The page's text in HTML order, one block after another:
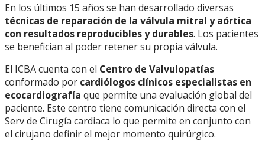
En los últimos 15 años se han desarrollado diversas
técnicas de reparación de la válvula mitral y aórtica
con resultados reproducibles y durables. Los pacientes
se benefician al poder retener su propia válvula.
El ICBA cuenta con el Centro de Valvulopatías
conformado por cardiólogos clínicos especialistas en
ecocardiografía que permite una evaluación global del
paciente. Este centro tiene comunicación directa con el
Serv de Cirugía cardiaca lo que permite en conjunto con
el cirujano definir el mejor momento quirúrgico.